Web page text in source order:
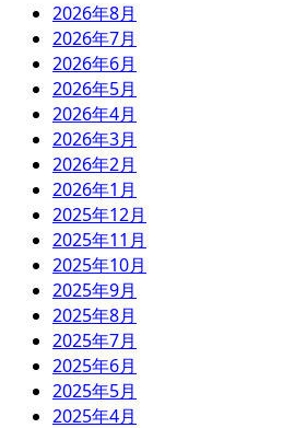
2026年8月
2026年7月
2026年6月
2026年5月
2026年4月
2026年3月
2026年2月
2026年1月
2025年12月
2025年11月
2025年10月
2025年9月
2025年8月
2025年7月
2025年6月
2025年5月
2025年4月